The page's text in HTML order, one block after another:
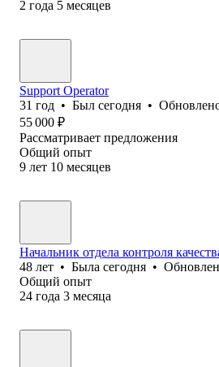
2 года 5 месяцев
Support Operator
31 год • Был сегодня •
55 000 ₽
Рассматривает предложения
Общий опыт
9 лет 10 месяцев
Начальник отдела контроля
48 лет • Была сегодня •
Общий опыт
24 года 3 месяца